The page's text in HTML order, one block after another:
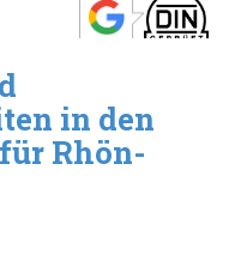
in den
Rhön-